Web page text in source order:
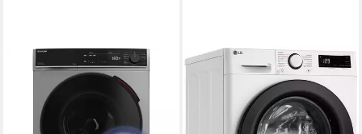
SHARP
Waschmaschine ES-
PRO214SA-DE
Kapazität Waschen
LG
Waschmaschine Serie 7
F4WR5035
Kapazität Waschen